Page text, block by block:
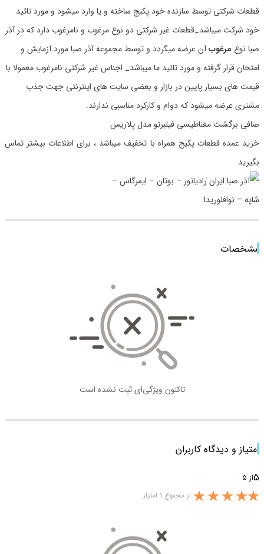
قطعات شرکتی توسط سازنده خود پکیج ساخته و یا وارد میشود و مورد تائید
خود شرکت میباشد_قطعات غیر شرکتی دو نوع مرغوب و نامرغوب دارد که در آذر
صبا نوع مرغوبآن عرضه میگردد و توسط مجموعه آذر صبا مورد آزمایش و
امتحان قرار گرفته و مورد تائید ما میباشد_ اجناس غیر شرکتی نامرغوب معمولا با
قیمت های بسیار پایین در بازار و بعضی سایت های اینترنتی جهت جذب
مشتری عرضه میشود که دوام و کارکرد مناسبی ندارند.
صافی برگشت مغناطیسی فیلبرتو مدل پلاریس
خرید عمده قطعات پکیج همراه با تخفیف میباشد ، برای اطلاعات بیشتر تماس
بگیرید
مشخصات
تاکنون ویژگی‌ای ثبت نشده است
امتیاز و دیدگاه کاربران
5از 5
از مجموع 1 امتیاز